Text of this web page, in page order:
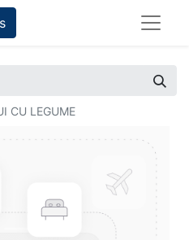
CU LEGUME